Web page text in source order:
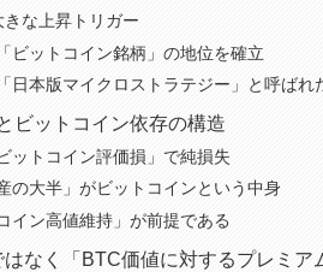
な上昇トリガー
ビットコイン銘柄」の地位を確立
日本版マイクロストラテジー」と呼ばれ
ビットコイン依存の構造
ットコイン評価損」で純損失
の大半」がビットコインという中身
イン高値維持」が前提である
なく「BTC価値に対するプレミア